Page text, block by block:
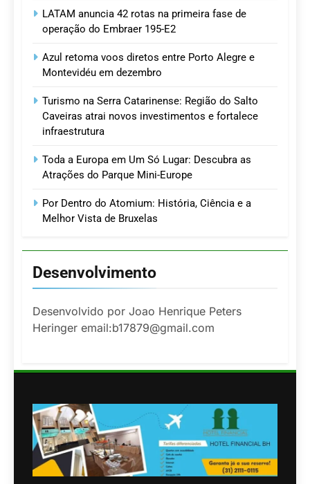
LATAM anuncia 42 rotas na primeira fase de
operação do Embraer 195-E2
Azul retoma voos diretos entre Porto Alegre e
Montevidéu em dezembro
Turismo na Serra Catarinense: Região do Salto
Caveiras atrai novos investimentos e fortalece
infraestrutura
Toda a Europa em Um Só Lugar: Descubra as
Atrações do Parque Mini-Europe
Por Dentro do Atomium: História, Ciência e a
Melhor Vista de Bruxelas
Desenvolvimento
Desenvolvido por Joao Henrique Peters
Heringer email:b17879@gmail.com